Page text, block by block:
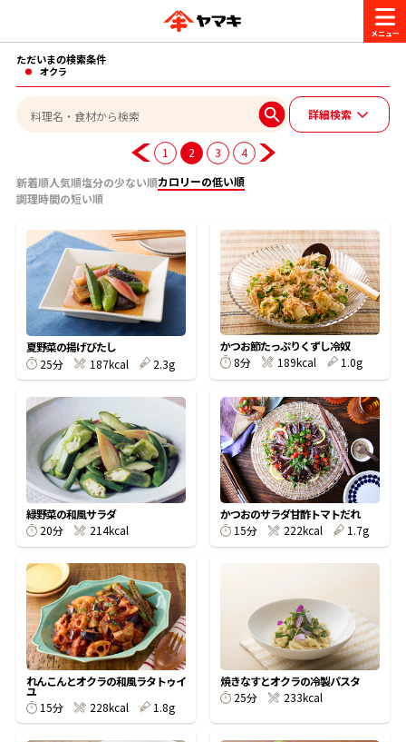
商品情報
ヤマキ『めんつゆ』 ヤマキ 割烹白だし
旨さ、別格。だし屋の鍋 韓福善シリーズ
サッと鍋® 楽チン鍋®
レシピ
おいしいレシピを探す
おいしいレシピトップ
主食レシピ
主菜レシピ
汁物レシピ
時短レシピ
おいしいレシピを商品から探す
かつお節レシピ
めんつゆレシピ
割烹白だしレシピ
かつお節・だしを楽しむ
かつお節・だしを知る
だしの取り方
かつお節の削り方
かつお節・だしをもっと知る
ヤマキ かつお節プラス®
かつお節・だしを楽しむ
だしコミュ
CM・キャンペーン
キャンペーン一覧
企業・採用情報
企業情報
- 百年対話
- ヤマキ かつお節プラス®
採用情報
- ジョブリターン制
お問い合わせ
ヤマキお客様相談室
オンラインショップ
コミュニティサイト
Global
ただいまの検索条件
オクラ
詳細検索
1 2 3
4
新着順人気順塩分の少ない順カロリーの低い順
調理時間の短い順
夏野菜の揚げびたし
25分
187kcal 2.3g
かつお節たっぷりくずし冷奴
8分
189kcal 1.0g
緑野菜の和風サラダ
20分
214kcal
かつおのサラダ甘酢トマトだれ
15分
222kcal 1.7g
れんこんとオクラの和風ラタトゥイ
ユ
15分
228kcal 1.8g
焼きなすとオクラの冷製パスタ
25分
233kcal